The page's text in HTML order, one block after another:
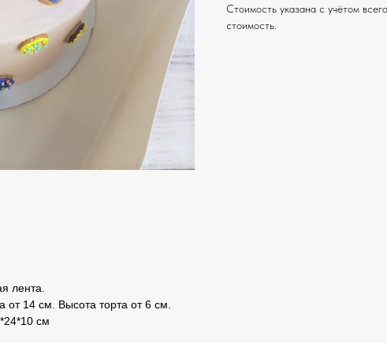
Стоимость указана с учётом
стоимость.
лента.
от 14 см. Высота торта от 6 см.
см